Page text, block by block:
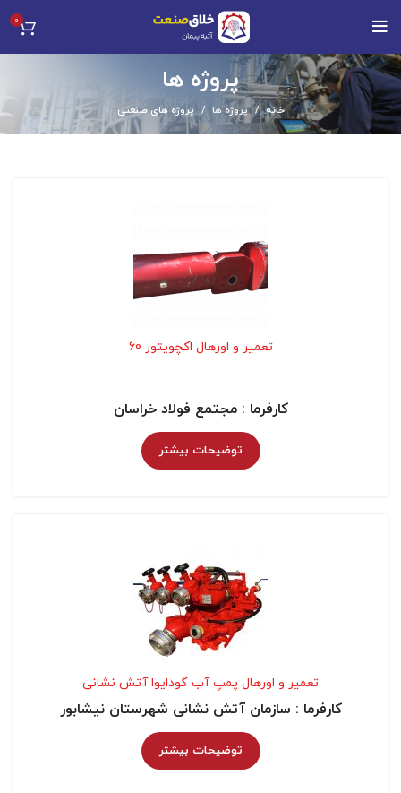
0
پروژه ها
خانه پروژه ها پروژه های صنعتی
تعمیر و اورهال اکچویتور 60
کارفرما : مجتمع فولاد خراسان
توضیحات بیشتر
تعمیر و اورهال پمپ آب گودایوا آتش نشانی
کارفرما : سازمان آتش نشانی شهرستان نیشابور
توضیحات بیشتر